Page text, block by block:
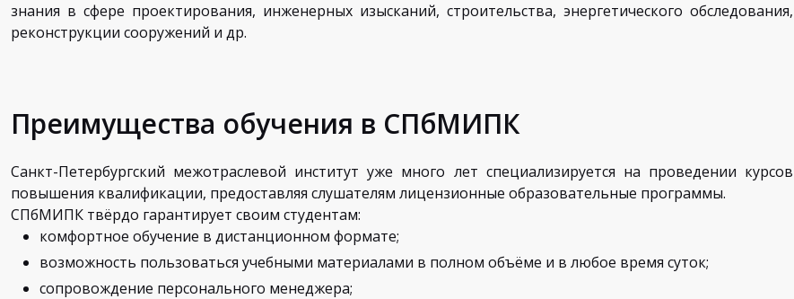
знания в сфере проектирования, инженерных изысканий, строительства, энергетического обследования,
реконструкции сооружений и др.
Преимущества обучения в СПбМИПК
Санкт-Петербургский межотраслевой институт уже много лет специализируется на проведении курсов
повышения квалификации, предоставляя слушателям лицензионные образовательные программы.
СПбМИПК твёрдо гарантирует своим студентам:
комфортное обучение в дистанционном формате;
возможность пользоваться учебными материалами в полном объёме и в любое время суток;
сопровождение персонального менеджера;